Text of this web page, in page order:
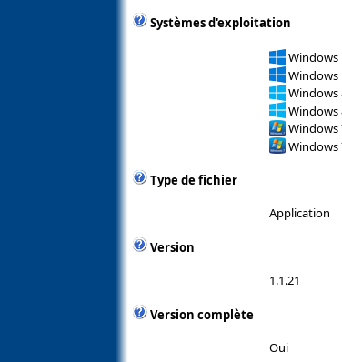
Systèmes d'exploitation
Windows
Windows
Windows
Windows
Windows
Windows
Type de fichier
Application
Version
1.1.21
Version complète
Oui